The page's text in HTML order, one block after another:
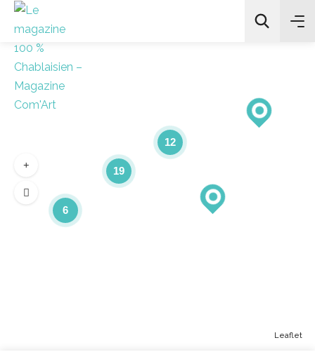
6
19
12
Leaflet